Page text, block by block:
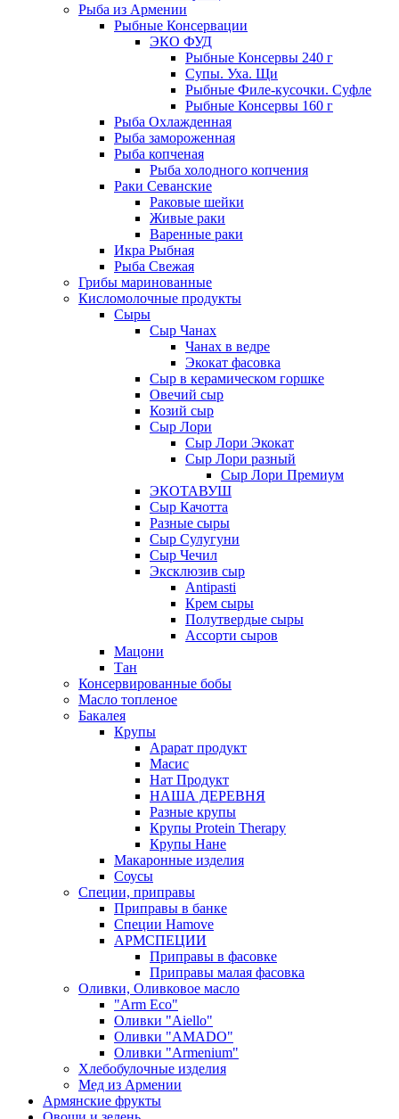
Рыба из Армении
Рыбные Консервации
ЭКО ФУД
Рыбные Консервы 240 г
Супы. Уха. Щи
Рыбные Филе-кусочки. Суфле
Рыбные Консервы 160 г
Рыба Охлажденная
Рыба замороженная
Рыба копченая
Рыба холодного копчения
Раки Севанские
Раковые шейки
Живые раки
Варенные раки
Икра Рыбная
Рыба Свежая
Грибы маринованные
Кисломолочные продукты
Сыры
Сыр Чанах
Чанах в ведре
Экокат фасовка
Сыр в керамическом горшке
Овечий сыр
Козий сыр
Сыр Лори
Сыр Лори Экокат
Сыр Лори разный
Сыр Лори Премиум
ЭКОТАВУШ
Сыр Качотта
Разные сыры
Сыр Сулугуни
Сыр Чечил
Эксклюзив сыр
Antipasti
Крем сыры
Полутвердые сыры
Ассорти сыров
Мацони
Тан
Консервированные бобы
Масло топленое
Бакалея
Крупы
Арарат продукт
Масис
Нат Продукт
НАША ДЕРЕВНЯ
Разные крупы
Крупы Protein Therapy
Крупы Нане
Макаронные изделия
Соусы
Специи, приправы
Приправы в банке
Специи Hamove
АРМСПЕЦИИ
Приправы в фасовке
Приправы малая фасовка
Оливки, Оливковое масло
"Arm Eco"
Оливки "Aiello"
Оливки "AMADO"
Оливки "Armenium"
Хлебобулочные изделия
Мед из Армении
Армянские фрукты